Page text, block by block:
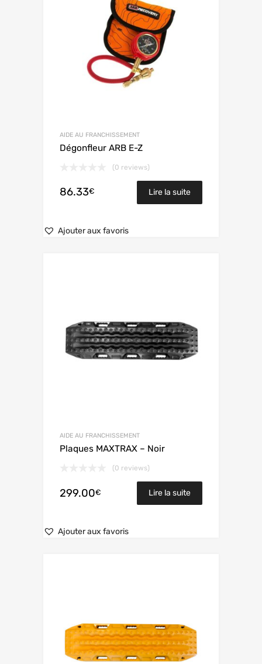
AIDE AU FRANCHISSEMENT
Dégonfleur ARB E-Z
(0 reviews)
86.33€ Lire la suite
Ajouter aux favoris
AIDE AU FRANCHISSEMENT
Plaques MAXTRAX – Noir
(0 reviews)
299.00€ Lire la suite
Ajouter aux favoris